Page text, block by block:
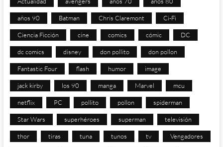
años 90 Batman Chris Claremont Ci-Fi
Ciencia Ficción cine comics cómic DC
dc comics disney don pollito don pollon
Fantastic Four flash humor image
jack kirby los 90 manga Marvel mcu
netflix PC pollito pollon spiderman
Star Wars superhéroes superman televisión
thor tiras tuna tunos tv Vengadores